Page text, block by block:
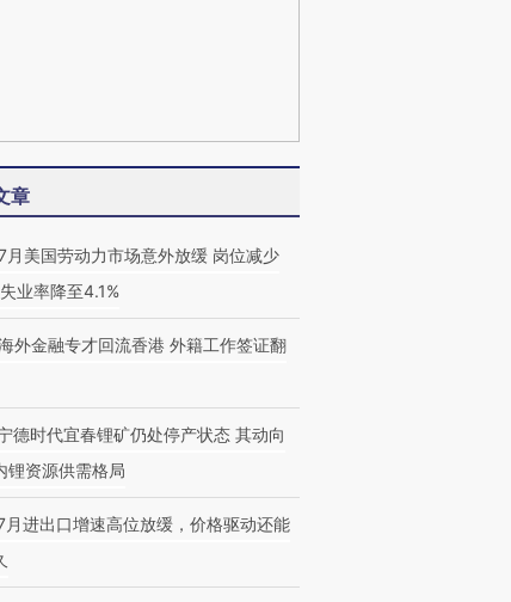
章
月美国劳动力市场意外放缓 岗位减少
业率降至4.1%
外金融专才回流香港 外籍工作签证翻
德时代宜春锂矿仍处停产状态 其动向
锂资源供需格局
月进出口增速高位放缓，价格驱动还能